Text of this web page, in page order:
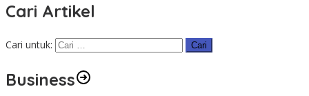
Cari Artikel
Cari untuk:
Business